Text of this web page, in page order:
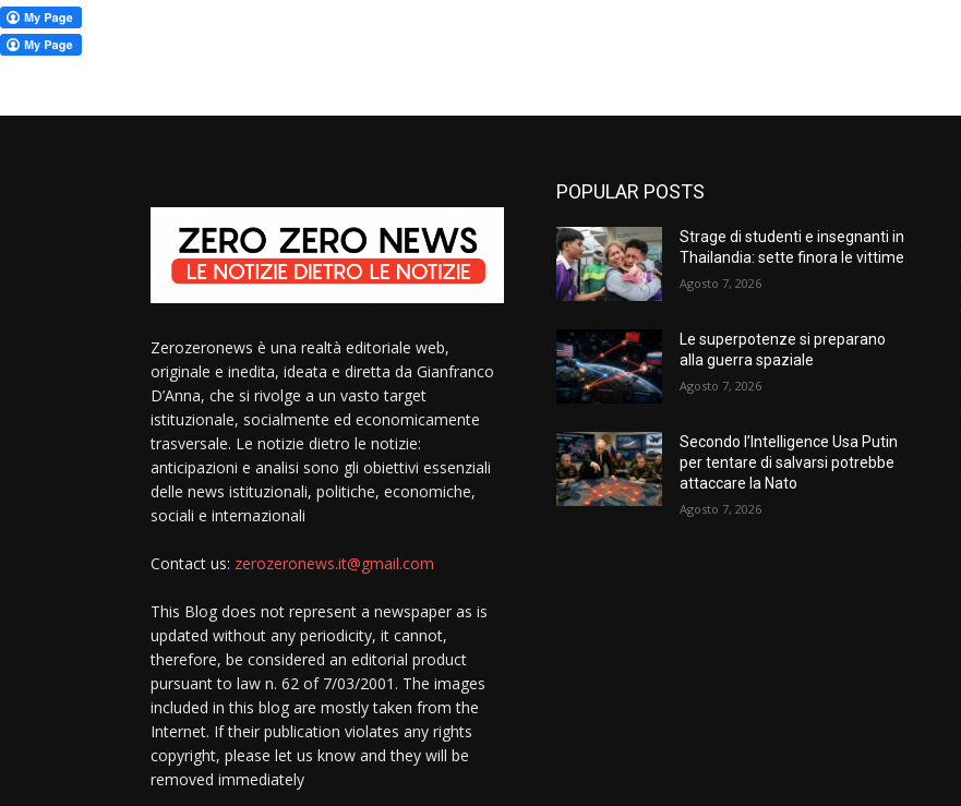
Zerozeronews è una realtà editoriale web,
originale e inedita, ideata e diretta da Gianfranco
D’Anna, che si rivolge a un vasto target
istituzionale, socialmente ed economicamente
trasversale. Le notizie dietro le notizie:
anticipazioni e analisi sono gli obiettivi essenziali
delle news istituzionali, politiche, economiche,
sociali e internazionali
Contact us: zerozeronews.it@gmail.com
This Blog does not represent a newspaper as is
updated without any periodicity, it cannot,
therefore, be considered an editorial product
pursuant to law n. 62 of 7/03/2001. The images
included in this blog are mostly taken from the
Internet. If their publication violates any rights
copyright, please let us know and they will be
removed immediately
POPULAR POSTS
Strage di studenti e insegnanti in
Thailandia: sette finora le vittime
Agosto 7, 2026
Le superpotenze si preparano
alla guerra spaziale
Agosto 7, 2026
Secondo l’Intelligence Usa Putin
per tentare di salvarsi potrebbe
attaccare la Nato
Agosto 7, 2026